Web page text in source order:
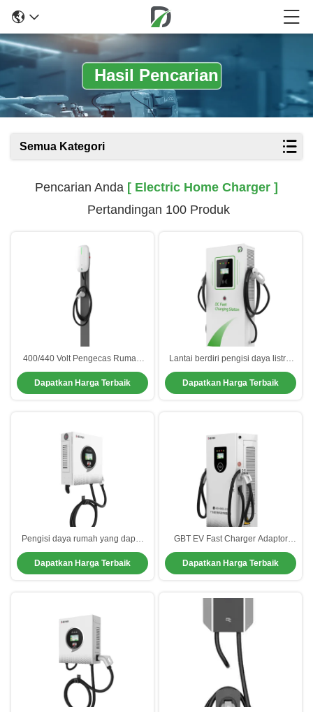
Hasil Pencarian
Semua Kategori
Pencarian Anda [ Electric Home Charger ]
Pertandingan 100 Produk
400/440 Volt Pengecas Rumah
Listrik Tiga Fase Input EV Charger
Station
Dapatkan Harga Terbaik
Lantai berdiri pengisi daya listrik
rumah 160kW Pengisi daya
Precision Welding
Dapatkan Harga Terbaik
Pengisi daya rumah yang dapat
disesuaikan untuk mobil listrik
Operasi kelembaban hingga 95%
Non-kondensasi dan disesuaikan
Dapatkan Harga Terbaik
GBT EV Fast Charger Adaptor
Pengisi Daya Mobil Listrik dengan
Mode Memulai Kartu RFID dan
Alias Produk
Dapatkan Harga Terbaik